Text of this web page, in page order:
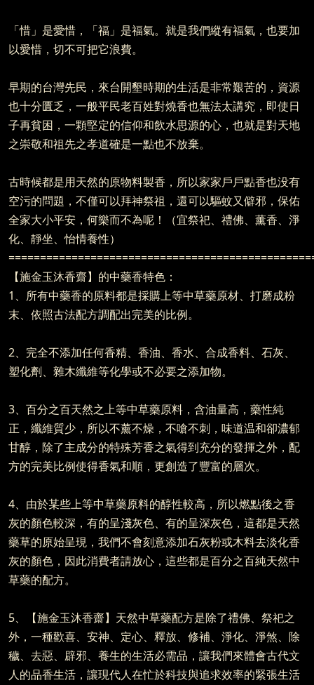
「惜」是愛惜，「福」是福氣。就是我們縱有福氣，也要加
以愛惜，切不可把它浪費。
早期的台灣先民，來台開墾時期的生活是非常艱苦的，資源
也十分匱乏，一般平民老百姓對燒香也無法太講究，即使日
子再貧困，一顆堅定的信仰和飲水思源的心，也就是對天地
之崇敬和祖先之孝道確是一點也不放棄。
古時候都是用天然的原物料製香，所以家家戶戶點香也没有
空污的問題，不僅可以拜神祭祖，還可以驅蚊又僻邪，保佑
全家大小平安，何樂而不為呢！（宜祭祀、禮佛、薰香、淨
化、靜坐、怡情養性）
【施金玉沐香齋】的中藥香特色：
1、所有中藥香的原料都是採購上等中草藥原材、打磨成粉
末、依照古法配方調配出完美的比例。
2、完全不添加任何香精、香油、香水、合成香料、石灰、
塑化劑、雜木纖維等化學或不必要之添加物。
3、百分之百天然之上等中草藥原料，含油量高，藥性純
正，纖維質少，所以不薰不燥，不嗆不刺，味道温和卻濃郁
甘醇，除了主成分的特殊芳香之氣得到充分的發揮之外，配
方的完美比例使得香氣和順，更創造了豐富的層次。
4、由於某些上等中草藥原料的醇性較高，所以燃點後之香
灰的顏色較深，有的呈淺灰色、有的呈深灰色，這都是天然
藥草的原始呈現，我們不會刻意添加石灰粉或木料去淡化香
灰的顏色，因此消費者請放心，這些都是百分之百純天然中
草藥的配方。
5、【施金玉沐香齋】天然中草藥配方是除了禮佛、祭祀之
外，一種歡喜、安神、定心、釋放、修補、淨化、淨煞、除
穢、去惡、辟邪、養生的生活必需品，讓我們來體會古代文
人的品香生活，讓現代人在忙於科技與追求效率的緊張生活